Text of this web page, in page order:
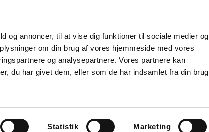
og annoncer, til at vise dig funktioner til sociale medier og
om din brug af vores hjemmeside med vores
og analysepartnere. Vores partnere kan
du har givet dem, eller som de har indsamlet fra din brug
Statistik Marketing
Referencer Kontakt os